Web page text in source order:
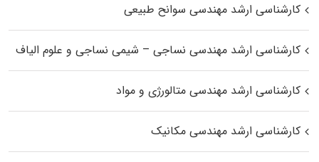
کارشناسی ارشد مهندسی سوانح طبیعی
کارشناسی ارشد مهندسی نساجی – شیمی نساجی و علوم الیاف
کارشناسی ارشد مهندسی متالورژی و مواد
کارشناسی ارشد مهندسی مکانیک